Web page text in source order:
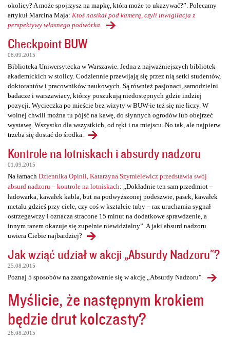
okolicy? A może spojrzysz na mapkę, która może to ukazywać?”. Polecamy
artykuł Marcina Maja: Ktoś nasikał pod kamerą, czyli inwigilacja z
perspektywy własnego podwórka
Checkpoint BUW
08.09.2015
Biblioteka Uniwersytecka w Warszawie. Jedna z najważniejszych bibliotek
akademickich w stolicy. Codziennie przewijają się przez nią setki studentów,
doktorantów i pracowników naukowych. Są również pasjonaci, samodzielni
badacze i warszawiacy, którzy poszukują niedostępnych gdzie indziej
pozycji. Wycieczka po mieście bez wizyty w BUW-ie też się nie liczy. W
wolnej chwili można tu pójść na kawę, do słynnych ogrodów lub obejrzeć
wystawę. Wszystko dla wszystkich, od ręki i na miejscu. No tak, ale najpierw
trzeba się dostać do środka.
Kontrole na lotniskach i absurdy nadzoru
01.09.2015
Na łamach Dziennika Opinii, Katarzyna Szymielewicz przedstawia swój
absurd nadzoru – kontrole na lotniskach: „Dokładnie ten sam przedmiot –
ładowarka, kawałek kabla, but na podwyższonej podeszwie, pasek, kawałek
metalu gdzieś przy ciele, czy coś w kształcie tuby – raz uruchamia sygnał
ostrzegawczy i oznacza stracone 15 minut na dodatkowe sprawdzenie, a
innym razem okazuje się zupełnie niewidzialny”. A jaki absurd nadzoru
uwiera Ciebie najbardziej?
Jak wziąć udział w akcji „Absurdy Nadzoru"?
25.08.2015
Poznaj 5 sposobów na zaangażowanie się w akcję „Absurdy Nadzoru".
Myślicie, że następnym krokiem
będzie drut kolczasty?
26.08.2015